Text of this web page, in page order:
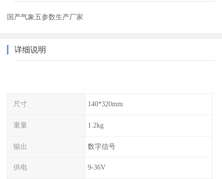
国产气象五参数生产厂家
详细说明
尺寸 140*320mm
重量 1.2kg
输出 数字信号
供电 9-36V